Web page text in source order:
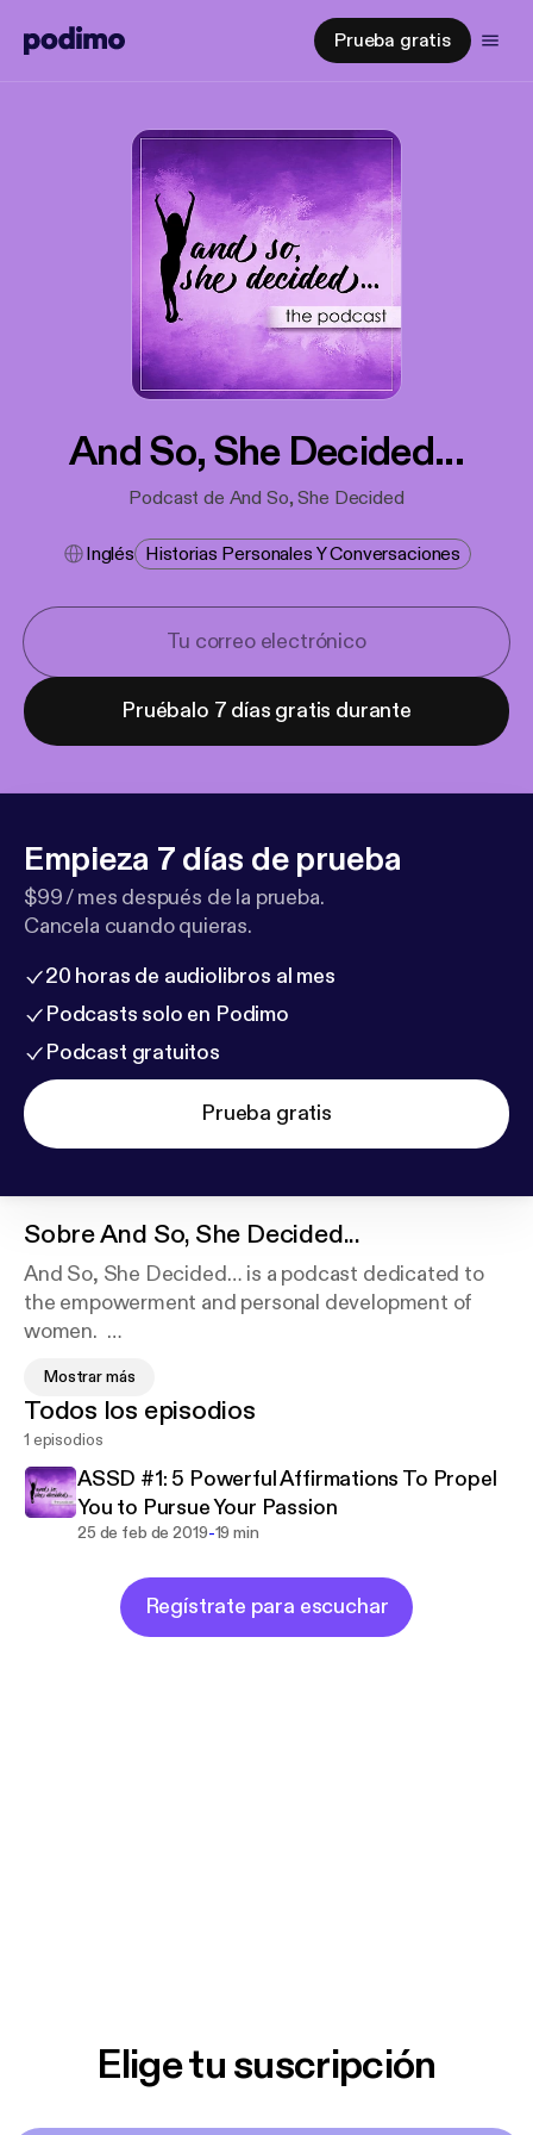
Prueba gratis
And So, She Decided...
Podcast de And So, She Decided
Inglés Historias Personales Y Conversaciones
Pruébalo 7 días gratis durante
Empieza 7 días de prueba
$99 / mes después de la prueba.
Cancela cuando quieras.
20 horas de audiolibros al mes
Podcasts solo en Podimo
Podcast gratuitos
Prueba gratis
SobreAnd So, She Decided...
And So, She Decided… is a podcast dedicated to
the empowerment and personal development of
women.
Through sharing personal stories, life hacks, and
lessons from our hosts and other experts,
entrepreneurs, and parents who have taken the leap
to live an unconventional, extraordinary life, we aim
to provide you with the inspiration, clarity, vision,
life of your dreams.
themselves! Thank you for listening and for your
support!
Mostrar más
Todos los episodios
1 episodios
ASSD #1: 5 Powerful Affirmations To Propel
You to Pursue Your Passion
25 de feb de 2019-19 min
Regístrate para escuchar
Elige tu suscripción